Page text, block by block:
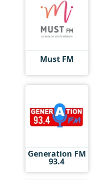
Must FM
Generation FM
93.4